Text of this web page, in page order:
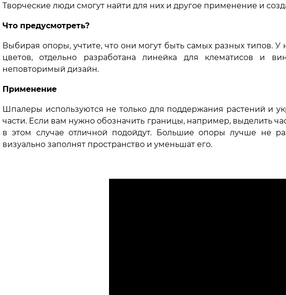
Творческие люди смогут найти для них и другое применение и
Что предусмотреть?
Выбирая опоры, учтите, что они могут быть самых разных типов.
цветов, отдельно разработана линейка для клематисов и
неповторимый дизайн.
Применение
Шпалеры используются не только для поддержания растений и
части. Если вам нужно обозначить границы, например, выделить
в этом случае отличной подойдут. Большие опоры лучше не
визуально заполнят пространство и уменьшат его.